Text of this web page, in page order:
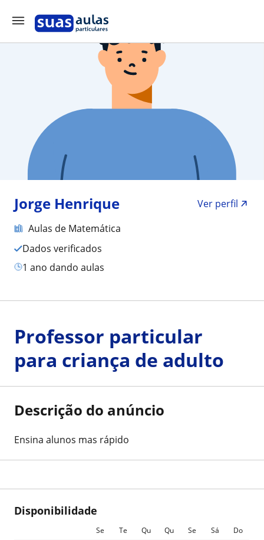
Jorge Henrique
Ver perfil
Aulas de Matemática
Dados verificados
1 ano dando aulas
Disponibilidade
Se Te Qu Qu Se Sá Do
Professor particular
para criança de adulto
Descrição do anúncio
Ensina alunos mas rápido